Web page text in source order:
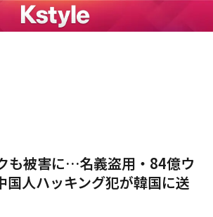
も被害に…名義盗用・84億ウ
国人ハッキング犯が韓国に送